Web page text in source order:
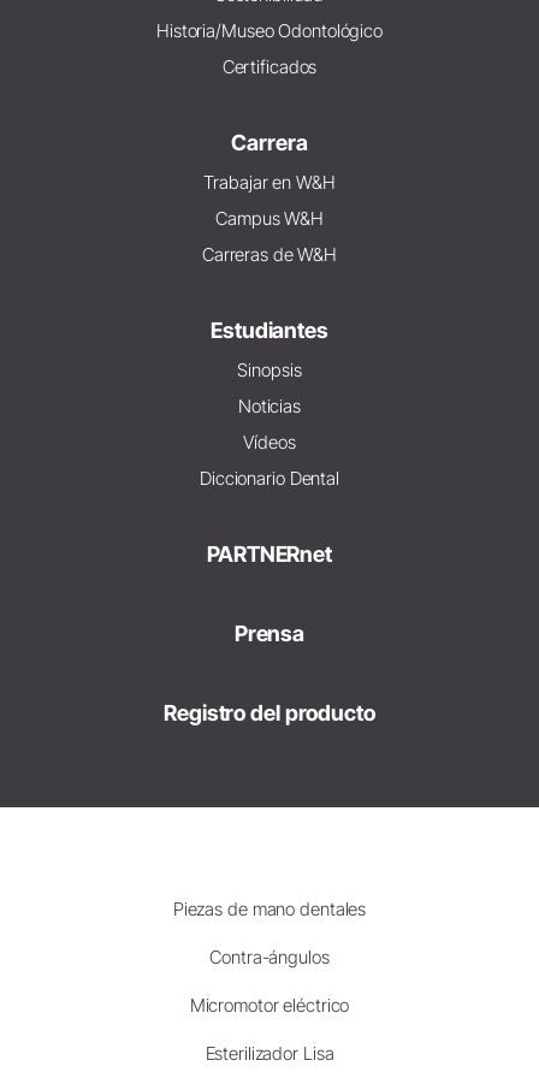
Historia/Museo Odontológico
Certificados
Carrera
Trabajar en W&H
Campus W&H
Carreras de W&H
Estudiantes
Sinopsis
Noticias
Vídeos
Diccionario Dental
PARTNERnet
Prensa
Registro del producto
Piezas de mano dentales
Contra-ángulos
Micromotor eléctrico
Esterilizador Lisa